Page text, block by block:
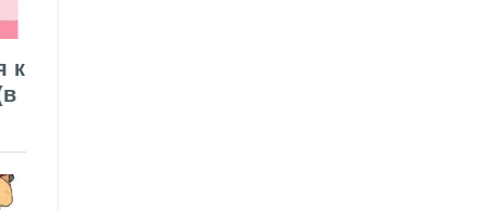
к